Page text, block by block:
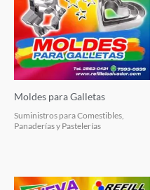
Moldes para Galletas
Suministros para Comestibles,
Panaderías y Pastelerías